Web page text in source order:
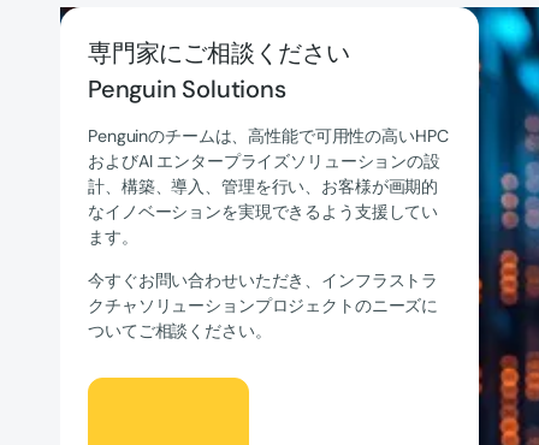
専門家にご相談ください
Penguin Solutions
Penguinのチームは、高性能で可用性の高いHPC
およびAI エンタープライズソリューションの設
計、構築、導入、管理を行い、お客様が画期的
なイノベーションを実現できるよう支援してい
ます。
今すぐお問い合わせいただき、インフラストラ
クチャソリューションプロジェクトのニーズに
ついてご相談ください。
話そう